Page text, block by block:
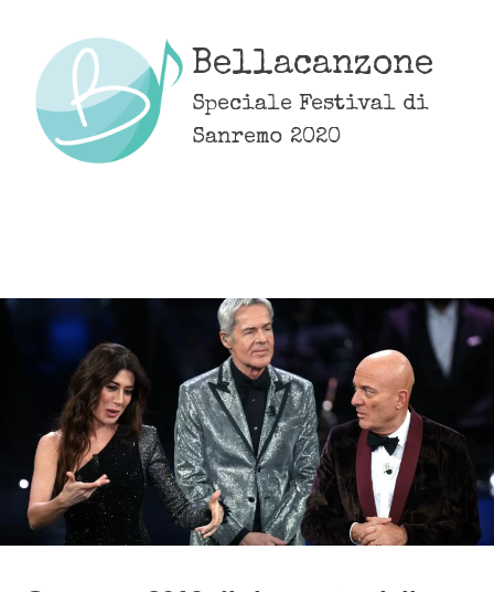
content
Bellacanzone
Speciale Festival di
Sanremo 2020